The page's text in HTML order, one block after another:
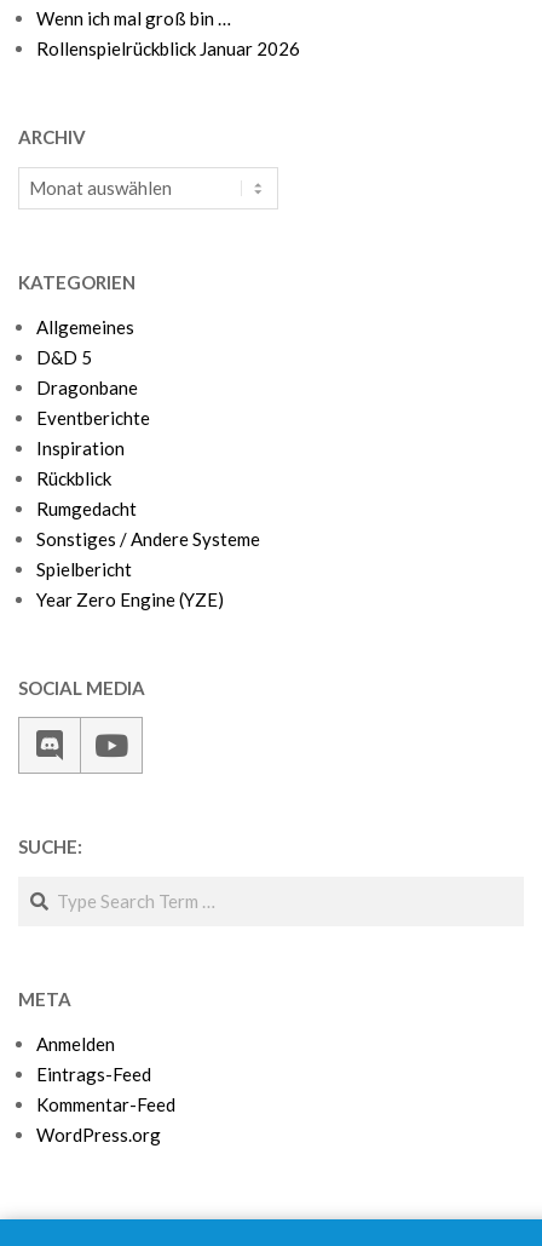
Wenn ich mal groß bin …
Rollenspielrückblick Januar 2026
ARCHIV
Archiv
KATEGORIEN
Allgemeines
D&D 5
Dragonbane
Eventberichte
Inspiration
Rückblick
Rumgedacht
Sonstiges / Andere Systeme
Spielbericht
Year Zero Engine (YZE)
SOCIAL MEDIA
SUCHE:
META
Anmelden
Eintrags-Feed
Kommentar-Feed
WordPress.org